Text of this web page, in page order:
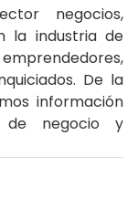
negocios,
la industria de
De la
información
de negocio y